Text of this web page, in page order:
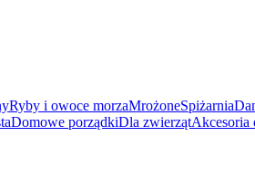
Ryby i owoce morzaMrożoneSpiżarnia
Domowe porządkiDla zwierzątAkcesoria